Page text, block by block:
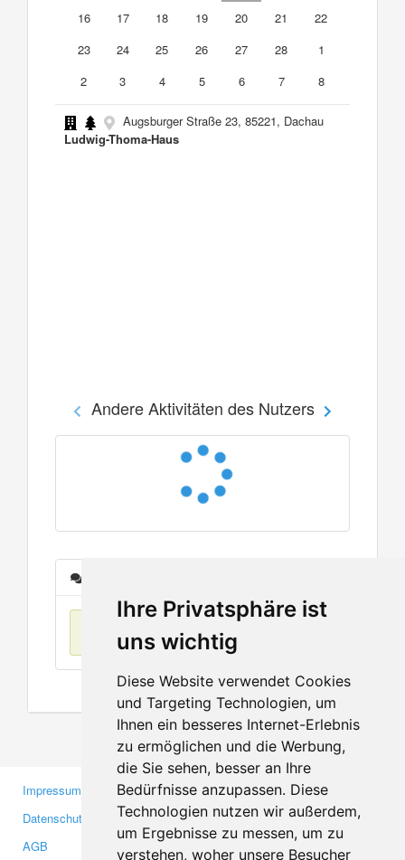
Ihre Privatsphäre ist
uns wichtig
Diese Website verwendet Cookies
und Targeting Technologien, um
Ihnen ein besseres Internet-Erlebnis
zu ermöglichen und die Werbung,
die Sie sehen, besser an Ihre
Bedürfnisse anzupassen. Diese
Technologien nutzen wir außerdem,
um Ergebnisse zu messen, um zu
verstehen, woher unsere Besucher
16
17 18 19 20 21
22
23
24 25 26 27 28
1
2
3 4 5 6 7 8
Augsburger Straße 23, 85221, Dachau
Ludwig-Thoma-Haus
Andere Aktivitäten des Nutzers
Keine Einträge
Impressum
Datenschutzerklärung
AGB
Gewerbetreibende
Investoren